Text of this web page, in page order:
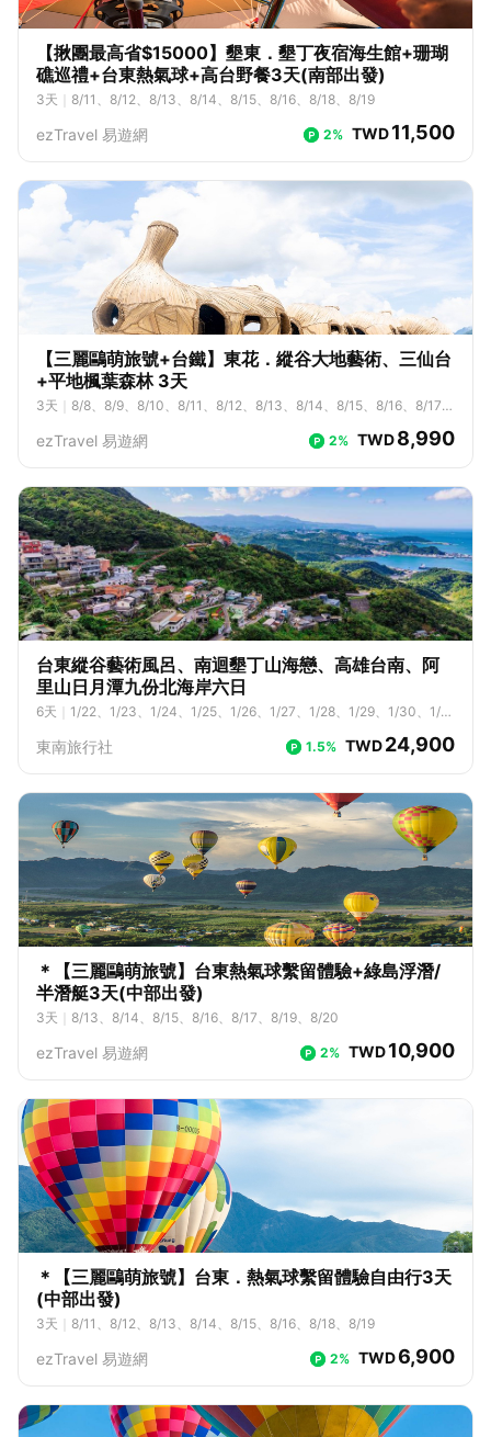
【揪團最高省$15000】墾東．墾丁夜宿海生館+珊瑚
礁巡禮+台東熱氣球+高台野餐3天(南部出發)
3天 8/11、8/12、8/13、8/14、8/15、8/16、8/18、8/19
ezTravel 易遊網 2% TWD11,500
【三麗鷗萌旅號+台鐵】東花．縱谷大地藝術、三仙台
+平地楓葉森林 3天
3天
8/8、8/9、8/10、8/11、8/12、8/13、8/14、8/15、8/16、8/17、
28、8/29、8/30、8/31、9/1、9/2、9/3、9/4、9/5、9/6、9/7、9/8、
9、9/20、9/21、9/22、9/23、9/24、9/25、9/26、9/27、9/28、9/2
9、9/30、10/1、10/2、10/3、10/4、10/5、10/6、10/7、10/8、10/
9、10/10、10/11、10/12、10/13、10/14、10/15、10/16、10/17、1
0/18、10/19、10/20、10/21、10/22、10/23、10/24、10/25、10/2
6、10/27、10/28、10/29、10/30、10/31、11/1、11/2、11/3、11/4、
11/5、11/6、11/7、11/8、11/9、11/10、11/11、11/12、11/13、11/14、
11/15、11/16、11/17、11/18、11/19、11/20、11/21、11/22、11/23、1
1/24、11/25、11/26、11/27、11/28、11/29、11/30、12/1、12/2、12/
3、12/4、12/5、12/6、12/7、12/8、12/9、12/10、12/11、12/12、12/
13、12/14、12/15、12/16、12/17、12/18、12/19、12/20、12/21、12/
22、12/23、12/24、12/25、12/26、12/27、12/28、12/29、12/30、1
2/31
ezTravel 易遊網 2% TWD8,990
台東縱谷藝術風呂、南迴墾丁山海戀、高雄台南、阿
里山日月潭九份北海岸六日
6天
1/22、1/23、1/24、1/25、1/26、1/27、1/28、1/29、1/30、1/3
25、2/26、2/27、2/28、3/1、3/2、3/3、3/4、3/5、3/6、3/7、3/
8、3/19、3/20、3/21、3/22、3/23、3/24、3/25、3/26、3/27、3/2
8、3/29、3/30、3/31、4/1、4/2、4/3、4/4、4/5、4/6、4/7、4/
8、4/9、4/10、4/11、4/12、4/13、4/14、4/15、4/16、4/17、4/1
8、4/19、4/20、4/21、4/22、4/23、4/24、4/25、4/26、4/27、4/2
8、4/29、4/30、5/1、5/2、5/3、5/4、5/5、5/6、5/7、5/8、5/9、5/
10、5/11、5/12、5/13、5/14、5/15、5/16、5/17、5/18、5/19、5/2
0、5/21、5/22、5/23、5/24、5/25、5/26、5/27、5/28、5/29、5/3
0、5/31、6/1、6/2、6/3、6/4、6/5、6/6、6/7、6/8、6/9、6/10、6/1
1、6/12、6/13、6/14、6/15、6/16、6/17、6/18、6/19、6/20、6/21、
6/22、6/23、6/24、6/25、6/26、6/27、6/28、6/29、6/30、7/1、7/
2、7/3、7/4、7/5、7/6、7/7、7/8、7/9、7/10、7/11、7/12、7/13、
7/14、7/15、7/16、7/17、7/18、7/19、7/20、7/21、7/22、7/23、7/
24、7/25、7/26、7/27、7/28、7/29、7/30、7/31、8/1、8/2、8/3、
8/4、8/5、8/6、8/7、8/8、8/9、8/10、8/11、8/12、8/13、8/14、8/1
5、8/16、8/17、8/18、8/19、8/20、8/21、8/22、8/23、8/24、8/2
5、9/6、9/7、9/8、9/9、9/10、9/11、9/12、9/13、9/14、9/15、9/1
6、9/17、9/18、9/19、9/20、9/21、9/22、9/23、9/24、9/25、9/2
6、9/27、9/28、9/29、9/30、10/1、10/2、10/3、10/4、10/5、10/
6、10/7、10/8、10/9、10/10、10/11、10/12、10/13、10/14、10/1
5、10/16、10/17、10/18、10/19、10/20、10/21、10/22、10/23、1
0/24、10/25、10/26、10/27、10/28、10/29、10/30、10/31、11/
1、11/2、11/3、11/4、11/5、11/6、11/7、11/8、11/9、11/10、11/11、
11/12、11/13、11/14、11/15、11/16、11/17、11/18、11/19、11/20、1
1/21、11/22、11/23、11/24、11/25、11/26、11/27、11/28、11/29、1
1/30、12/1、12/2、12/3、12/4、12/5、12/6、12/7、12/8、12/9、12/
10、12/11、12/12、12/13、12/14、12/15、12/16、12/17、12/18、12/
19、12/20、12/21、12/22、12/23、12/24、12/25
東南旅行社 1.5% TWD24,900
＊【三麗鷗萌旅號】台東熱氣球繫留體驗+綠島浮潛/
半潛艇3天(中部出發)
3天 8/13、8/14、8/15、8/16、8/17、8/19、8/20
ezTravel 易遊網 2% TWD10,900
＊【三麗鷗萌旅號】台東．熱氣球繫留體驗自由行3天
(中部出發)
3天 8/11、8/12、8/13、8/14、8/15、8/16、8/18、8/19
ezTravel 易遊網 2% TWD6,900